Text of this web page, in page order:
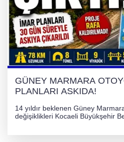
GÜNEY MARMARA
PLANLARI ASKIDA!
14 yıldır beklenen Güney
değişiklikleri Kocaeli Büyükşehir